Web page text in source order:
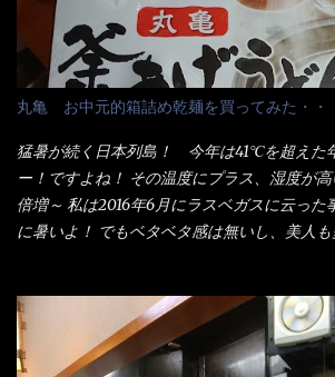
う。 事前にググって調べたら、やっぱり＜湯
文方法としてあるらしい。 それと店員によっ
者も居るらしい云う事。 そこでランチ混雑
配慮でもある。 11:20 店内に入り・・・『
シで！』と注文したら、近場にいたオッサン
た顔『湯なし？』（これだ全く理解していな
の若い女性店員が『いい！いい！！』とオ
た。 でサッサと、木桶を用意してうどんだ
た。 な～るほど、この事か・・・ で今日の
＞サイズを食べられるか？である。 前回も
からね、得がどれくらいの満腹度になるのか
桶は、銭湯で使う洗い桶サイズだなぁ～ この
丸亀 お中元的箱詰め乾麺を買ってみた・・
猛暑が続く日本列島！ 今年は41℃を超えた
ー！ですよね！ その温度にプラス、湿度が
倍増～ 私は2016年6月にラスベガスに云った
に暑いよ！ でもベタベタ感は無いし、美人
中元は、丁度お盆の夏場に日頃お世話になっ
拶＞としての贈り物の習慣です。 今では、大
るかと・・・小生もお中元やお歳暮など送っ